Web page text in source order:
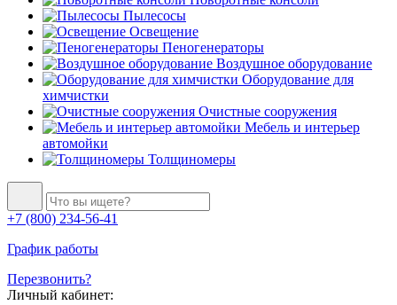
Пылесосы
Освещение
Пеногенераторы
Воздушное оборудование
Оборудование для
химчистки
Очистные сооружения
Мебель и интерьер
автомойки
Толщиномеры
+7 (800) 234-56-41
График работы
Перезвонить?
Личный кабинет: